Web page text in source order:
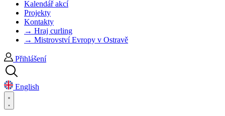
Kalendář akcí
Projekty
Kontakty
→ Hraj curling
→ Mistrovství Evropy v Ostravě
Přihlášení
English